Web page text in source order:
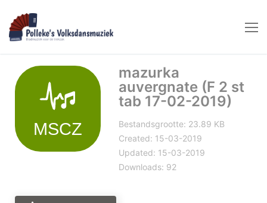
inhoud
mazurka
auvergnate (F 2 st
tab 17-02-2019)
Bestandsgrootte: 23.89 KB
Created: 15-03-2019
Updated: 15-03-2019
Downloads: 92